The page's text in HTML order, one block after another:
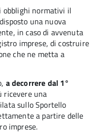
obblighi normativi il
una nuova
in caso di avvenuta
imprese, di costruire
che ne metta a
a decorrere dal 1°
ricevere una
sullo Sportello
a partire delle
imprese.